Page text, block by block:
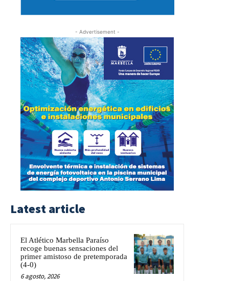
- Advertisement -
Latest article
El Atlético Marbella Paraíso
recoge buenas sensaciones del
primer amistoso de pretemporada
(4-0)
6 agosto, 2026